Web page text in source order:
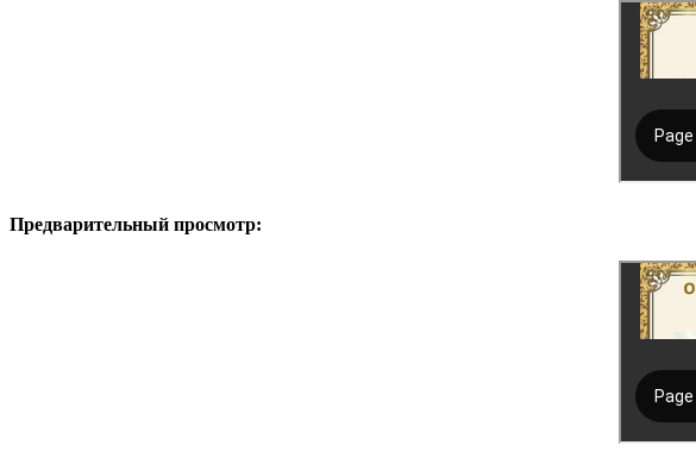
Предварительный просмотр: